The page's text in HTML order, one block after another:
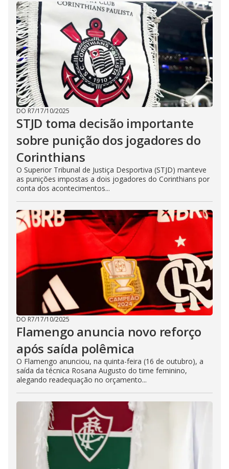
DO R7/17/10/2025
STJD toma decisão importante
sobre punição dos jogadores do
Corinthians
O Superior Tribunal de Justiça Desportiva (STJD) manteve
as punições impostas a dois jogadores do Corinthians por
conta dos acontecimentos...
DO R7/17/10/2025
Flamengo anuncia novo reforço
após saída polêmica
O Flamengo anunciou, na quinta-feira (16 de outubro), a
saída da técnica Rosana Augusto do time feminino,
alegando readequação no orçamento...